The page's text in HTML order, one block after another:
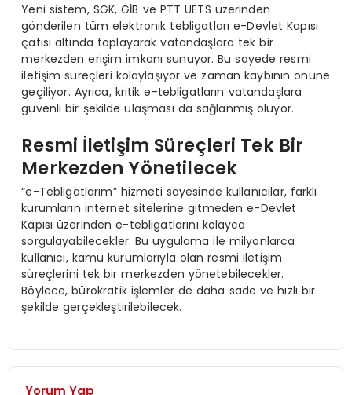
Yeni sistem, SGK, GİB ve PTT UETS üzerinden
gönderilen tüm elektronik tebligatları e-Devlet Kapısı
çatısı altında toplayarak vatandaşlara tek bir
merkezden erişim imkanı sunuyor. Bu sayede resmi
iletişim süreçleri kolaylaşıyor ve zaman kaybının önüne
geçiliyor. Ayrıca, kritik e-tebligatların vatandaşlara
güvenli bir şekilde ulaşması da sağlanmış oluyor.
Resmi İletişim Süreçleri Tek Bir
Merkezden Yönetilecek
“e-Tebligatlarım” hizmeti sayesinde kullanıcılar, farklı
kurumların internet sitelerine gitmeden e-Devlet
Kapısı üzerinden e-tebligatlarını kolayca
sorgulayabilecekler. Bu uygulama ile milyonlarca
kullanıcı, kamu kurumlarıyla olan resmi iletişim
süreçlerini tek bir merkezden yönetebilecekler.
Böylece, bürokratik işlemler de daha sade ve hızlı bir
şekilde gerçekleştirilebilecek.
Yorum Yap